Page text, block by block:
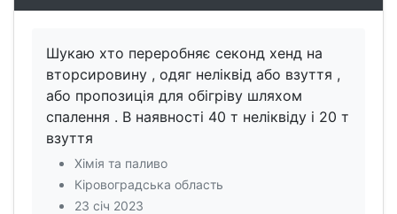
Шукаю хто переробняє секонд хенд на
вторсировину , одяг неліквід або взуття ,
або пропозиція для обігріву шляхом
спалення . В наявності 40 т неліквіду і 20 т
взуття
Хімія та паливо
Кіровоградська область
23 січ 2023